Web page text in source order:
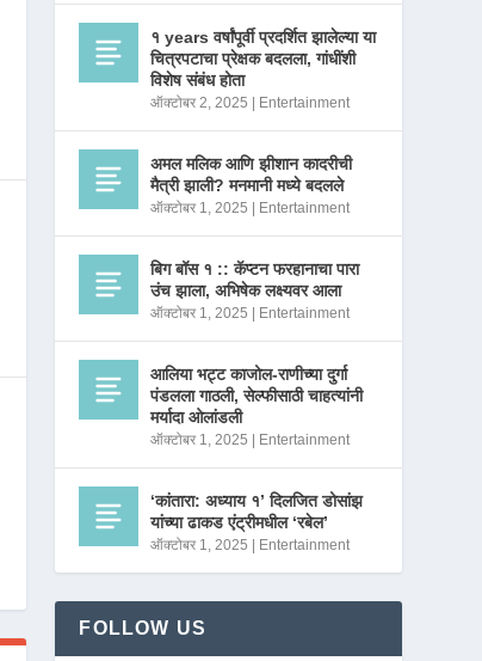
१ years वर्षांपूर्वी प्रदर्शित झालेल्या या
चित्रपटाचा प्रेक्षक बदलला, गांधींशी
विशेष संबंध होता
ऑक्टोबर 2, 2025 Entertainment
अमल मलिक आणि झीशान कादरीची
मैत्री झाली? मनमानी मध्ये बदलले
ऑक्टोबर 1, 2025 Entertainment
बिग बॉस १ :: कॅप्टन फरहानाचा पारा
उंच झाला, अभिषेक लक्ष्यवर आला
ऑक्टोबर 1, 2025 Entertainment
आलिया भट्ट काजोल-राणीच्या दुर्गा
पंडलला गाठली, सेल्फीसाठी चाहत्यांनी
मर्यादा ओलांडली
ऑक्टोबर 1, 2025 Entertainment
‘कांतारा: अध्याय १’ दिलजित डोसांझ
यांच्या ढाकड एंट्रीमधील ‘रबेल’
ऑक्टोबर 1, 2025 Entertainment
FOLLOW US